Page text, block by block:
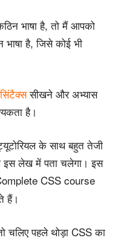
भाषा है, तो मैं आपको
है, जिसे कोई भी
सीखने और अभ्यास
है।
के साथ बहुत तेजी
लेख में पता चलेगा। इस
CSS course
हैं।
चलिए पहले थोड़ा CSS का